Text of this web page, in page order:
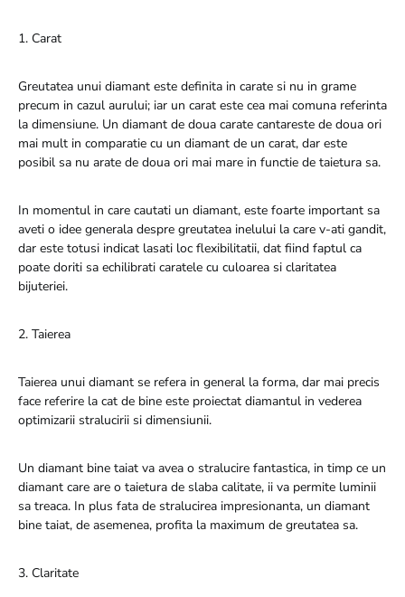
1. Carat
Greutatea unui diamant este definita in carate si nu in grame
precum in cazul aurului; iar un carat este cea mai comuna referinta
la dimensiune. Un diamant de doua carate cantareste de doua ori
mai mult in comparatie cu un diamant de un carat, dar este
posibil sa nu arate de doua ori mai mare in functie de taietura sa.
In momentul in care cautati un diamant, este foarte important sa
aveti o idee generala despre greutatea inelului la care v-ati gandit,
dar este totusi indicat lasati loc flexibilitatii, dat fiind faptul ca
poate doriti sa echilibrati caratele cu culoarea si claritatea
bijuteriei.
2. Taierea
Taierea unui diamant se refera in general la forma, dar mai precis
face referire la cat de bine este proiectat diamantul in vederea
optimizarii stralucirii si dimensiunii.
Un diamant bine taiat va avea o stralucire fantastica, in timp ce un
diamant care are o taietura de slaba calitate, ii va permite luminii
sa treaca. In plus fata de stralucirea impresionanta, un diamant
bine taiat, de asemenea, profita la maximum de greutatea sa.
3. Claritate